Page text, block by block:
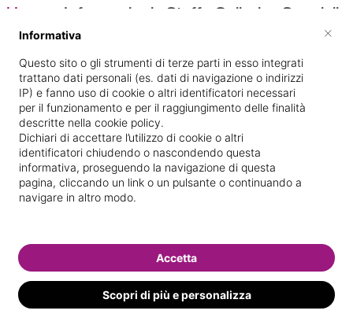
Home
Informazioni Staff Galleria
Informazioni
40/A, VIALE FELISSENT Indicazioni stradali
Il nostro staff
Informativa
Questo sito o gli strumenti di terze parti in esso integrati
trattano dati personali (es. dati di navigazione o indirizzi
IP) e fanno uso di cookie o altri identificatori necessari
per il funzionamento e per il raggiungimento delle finalità
descritte nella cookie policy.
Dichiari di accettare l’utilizzo di cookie o altri
identificatori chiudendo o nascondendo questa
informativa, proseguendo la navigazione di questa
pagina, cliccando un link o un pulsante o continuando a
navigare in altro modo.
Scopri di più e personalizza
Accetta
×